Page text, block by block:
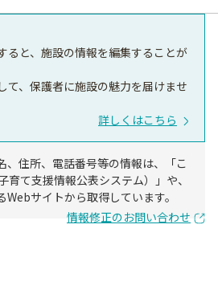
ると、施設の情報を編集することが
て、保護者に施設の魅力を届けませ
詳しくはこちら
、住所、電話番号等の情報は、「こ
育て支援情報公表システム）」や、
サイトから取得しています。
情報修正のお問い合わせ